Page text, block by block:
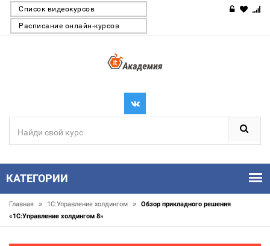
Список видеокурсов
Расписание онлайн-курсов
КАТЕГОРИИ
Главная » 1С:Управление холдингом »
Обзор прикладного решения
«1С:Управление холдингом 8»